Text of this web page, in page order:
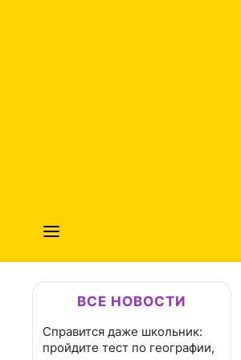
ВСЕ НОВОСТИ
Справится даже школьник:
пройдите тест по географии,